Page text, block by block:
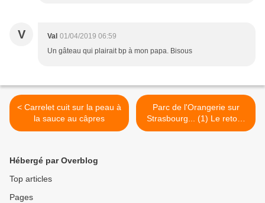
V Val 01/04/2019 06:59
Un gâteau qui plairait bp à mon papa. Bisous
< Carrelet cuit sur la peau à
la sauce au câpres
Parc de l'Orangerie sur
Strasbourg... (1) Le retour
des cigognes >
Hébergé par Overblog
Top articles
Pages